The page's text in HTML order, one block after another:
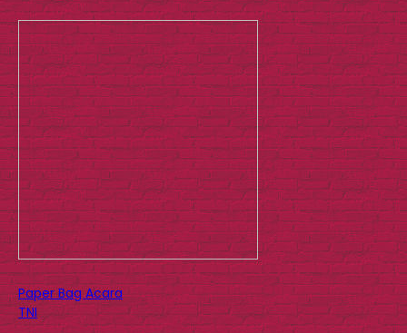
Paper Bag Acara
TNI